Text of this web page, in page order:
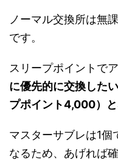
ノーマル交換所は無
です。
スリープポイントで
に優先的に交換した
プポイント4,000）と
マスターサブレは1個
なるため、あげれば